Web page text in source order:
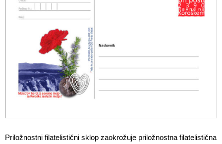
Priložnostni filatelistični sklop zaokrožuje priložnostna filatelistična